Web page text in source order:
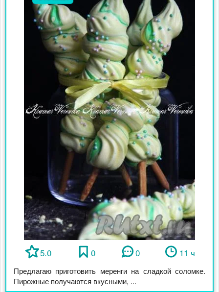
5.0 0 0 11 ч
Предлагаю приготовить меренги на сладкой соломке.
Пирожные получаются вкусными, ...